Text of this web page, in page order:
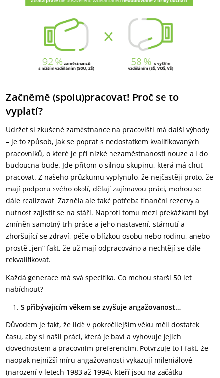
Začněmě (spolu)pracovat! Proč se to
vyplatí?
Udržet si zkušené zaměstnance na pracovišti má další výhody
– je to způsob, jak se poprat s nedostatkem kvalifikovaných
pracovníků, o které je při nízké nezaměstnanosti nouze a i do
budoucna bude. Jde přitom o silnou skupinu, která má chuť
pracovat. Z našeho průzkumu vyplynulo, že nejčastěji proto, že
mají podporu svého okolí, dělají zajímavou práci, mohou se
dále realizovat. Zazněla ale také potřeba finanční rezervy a
nutnost zajistit se na stáří. Naproti tomu mezi překážkami byl
zmíněn samotný trh práce a jeho nastavení, stárnutí a
zhoršující se zdraví, péče o blízkou osobu nebo rodinu, anebo
prostě „jen“ fakt, že už mají odpracováno a nechtějí se dále
rekvalifikovat.
Každá generace má svá specifika. Co mohou starší 50 let
nabídnout?
S přibývajícím věkem se zvyšuje angažovanost…
Důvodem je fakt, že lidé v pokročilejším věku měli dostatek
času, aby si našli práci, která je baví a vyhovuje jejich
dovednostem a pracovním preferencím. Potvrzuje to i fakt, že
naopak nejnižší míru angažovanosti vykazují mileniálové
(narození v letech 1983 až 1994), kteří jsou na začátku